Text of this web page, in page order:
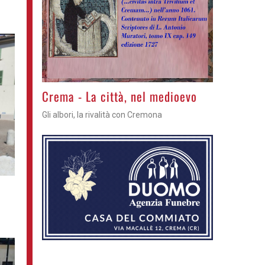
Crema - La città, nel medioevo
Gli albori, la rivalità con Cremona